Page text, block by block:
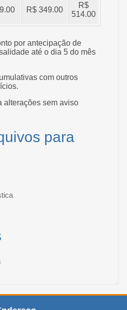
R$ 349.00
R$
514.00
por antecipação de
até o dia 5 do mês
com outros
alterações sem aviso
para